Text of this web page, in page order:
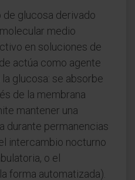
de glucosa derivado
medio
en soluciones de
actúa como agente
glucosa: se absorbe
de la membrana
mantener una
durante permanencias
intercambio nocturno
o el
forma automatizada).